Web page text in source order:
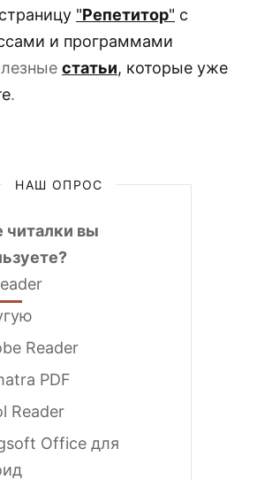
страницу "Репетитор" с
и программами
статьи, которые уже
.
НАШ ОПРОС
читалки вы
Reader
PDF
Reader
Office для